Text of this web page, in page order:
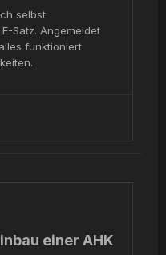
selbst
Satz. Angemeldet
funktioniert
einer AHK